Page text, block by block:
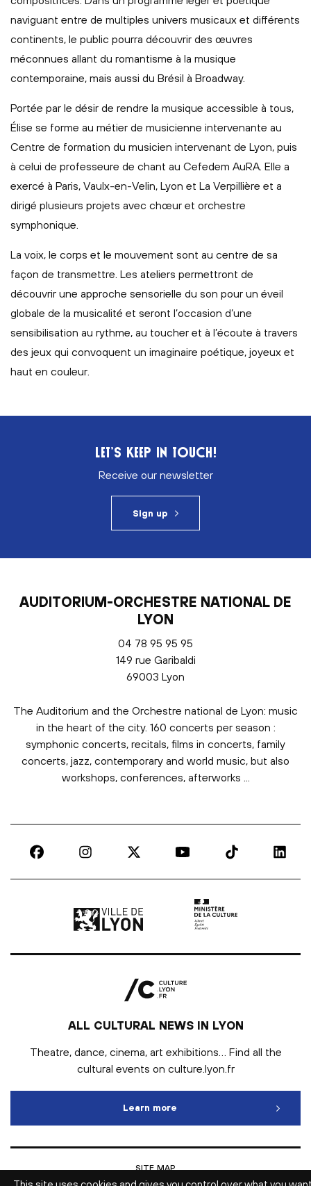
naviguant entre de multiples univers musicaux et différents
continents, le public pourra découvrir des œuvres
méconnues allant du romantisme à la musique
contemporaine, mais aussi du Brésil à Broadway.
Portée par le désir de rendre la musique accessible à tous,
Élise se forme au métier de musicienne intervenante au
Centre de formation du musicien intervenant de Lyon, puis
à celui de professeure de chant au Cefedem AuRA. Elle a
exercé à Paris, Vaulx-en-Velin, Lyon et La Verpillière et a
dirigé plusieurs projets avec chœur et orchestre
symphonique.
La voix, le corps et le mouvement sont au centre de sa
façon de transmettre. Les ateliers permettront de
découvrir une approche sensorielle du son pour un éveil
globale de la musicalité et seront l’occasion d’une
sensibilisation au rythme, au toucher et à l’écoute à travers
des jeux qui convoquent un imaginaire poétique, joyeux et
haut en couleur.
LET’S KEEP IN TOUCH!
Receive our newsletter
Sign up
AUDITORIUM-ORCHESTRE NATIONAL DE
LYON
04 78 95 95 95
149 rue Garibaldi
69003 Lyon
The Auditorium and the Orchestre national de Lyon: music
in the heart of the city. 160 concerts per season :
symphonic concerts, recitals, films in concerts, family
concerts, jazz, contemporary and world music, but also
workshops, conferences, afterworks ...
Ville de Lyon | lien externeMinistère de la culture
ALL CULTURAL NEWS IN LYON
Theatre, dance, cinema, art exhibitions… Find all the
cultural events on culture.lyon.fr
Learn more All cultural news in Lyon
SITE MAP
INTRANET